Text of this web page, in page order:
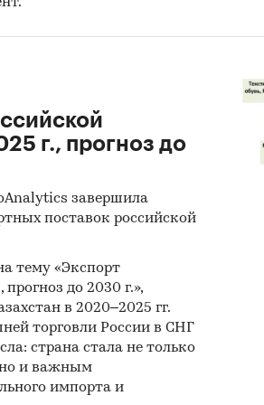
Division: Commodity Trade
Statistics, Food and
Всемирного банка (World
ВТО (World Trade
Организации
(Organization for Economic
International Trade Centre.
Index Mundi.
исследований DISCOVERY
структура выборки
г., прогноз до
завершила
поставок российской
тему «Экспорт
до 2030 г.»,
в 2020–2025 гг.
торговли России в СНГ
страна стала не только
и важным
импорта и